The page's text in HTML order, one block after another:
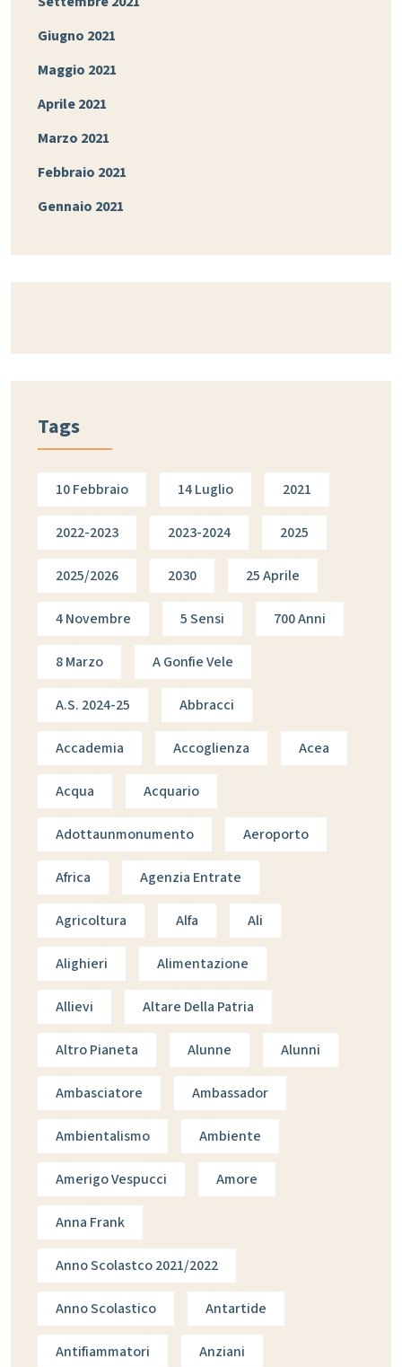
Giugno 2021
Maggio 2021
Aprile 2021
Marzo 2021
Febbraio 2021
Gennaio 2021
Tags
10 Febbraio 14 Luglio 2021
2022-2023 2023-2024 2025
2025/2026 2030 25 Aprile
4 Novembre 5 Sensi 700 Anni
8 Marzo A Gonfie Vele
A.s. 2024-25 Abbracci
Accademia Accoglienza Acea
Acqua Acquario
Adottaunmonumento Aeroporto
Africa Agenzia Entrate
Agricoltura Alfa Ali
Alighieri Alimentazione
Allievi Altare Della Patria
Altro Pianeta Alunne Alunni
Ambasciatore Ambassador
Ambientalismo Ambiente
Amerigo Vespucci Amore
Anna Frank
Anno Scolastco 2021/2022
Anno Scolastico Antartide
Antifiammatori Anziani